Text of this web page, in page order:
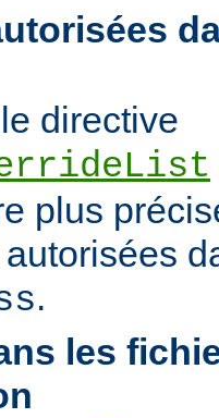
directive
plus
.
les